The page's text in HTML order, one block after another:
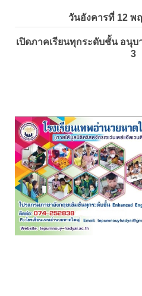
วันอังคารที่ 12 พ
เปิดภาคเรียนทุกระดับชั้น อนุบ
3